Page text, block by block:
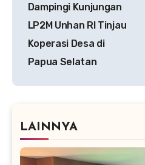
Dampingi Kunjungan
LP2M Unhan RI Tinjau
Koperasi Desa di
Papua Selatan
LAINNYA